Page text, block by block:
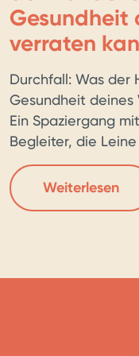
Gesundheit
verraten
Durchfall: Was der
Gesundheit deines
Ein Spaziergang
Begleiter, die
und dann ist es
das Häufchen.
Gedanken über die
Weiterlesen